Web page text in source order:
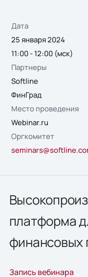
Дата
25 января 2024
11:00 - 12:00 (мск)
Партнеры
Softline
ФинГрад
Место проведения
Webinar.ru
Оргкомитет
платформа
финансовых
Запись вебинара